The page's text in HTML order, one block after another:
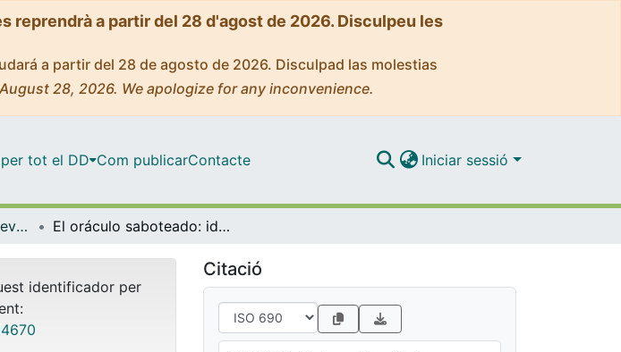
reprendrà a partir del 28 d'agost de 2026. Disculpeu les
a partir del 28 de agosto de 2026. Disculpad las molestias
28, 2026. We apologize for any inconvenience.
tot el DD Com publicarContacte Iniciar sessió
Articles publicats en revistes (Filologia Hispànica, Teoria de la Literatura i Comunicació) El oráculo saboteado: ideología y comportamientos guiados en la comedia áurea
identificador per
Citació